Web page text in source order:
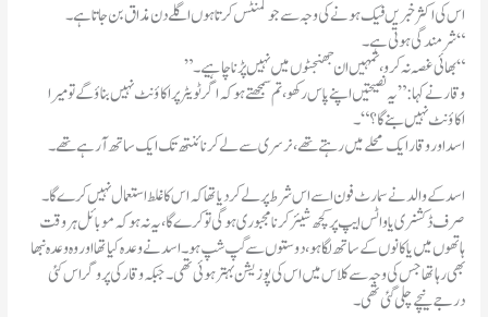
اس کی اکثر خبریں فیک ہونے کی وجہ سے جو کمنٹس کرتا ہوں اگلے دن مذاق بن جاتا ہے۔
شرمندگی ہوتی ہے۔“
”بھائی غصہ نہ کرو،تمہیں ان جھنجٹوں میں نہیں پڑنا چاہیے۔“
وقار نے کہا:”یہ نصیحتیں اپنے پاس رکھو،تم سمجھتے ہو کہ اگر ٹویٹر پر اکاؤنٹ نہیں بناؤ گے تو میرا
اکاؤنٹ نہیں بنے گا؟“۔
اسد اور وقار ایک محلے میں رہتے تھے،نرسری سے لے کر نائنتھ تک ایک ساتھ آ رہے تھے۔
اسد کے والد نے سمارٹ فون اسے اس شرط پر لے کر دیا تھا کہ اس کا غلط استعمال نہیں کرے گا۔
صرف ڈکشنری یا واٹس ایپ پر کچھ شیئر کرنا مجبوری ہو گی تو کرے گا،یہ نہ ہو کہ موبائل ہر وقت
ہاتھوں میں یا کانوں کے ساتھ لگا ہو،دوستوں سے گپ شپ ہو۔اسد نے وعدہ کیا تھا اور وہ وعدہ نبھا
بھی رہا تھا جس کی وجہ سے کلاس میں اس کی پوزیشن بہتر ہوئی تھی۔جبکہ وقار کی پروگراس کئی
درجے نیچے چلی گئی تھی۔